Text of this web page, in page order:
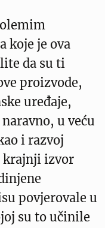
koje je ova
da su ti
proizvode,
uređaje,
u veću
i razvoj
krajnji izvor
povjerovale u
su to učinile